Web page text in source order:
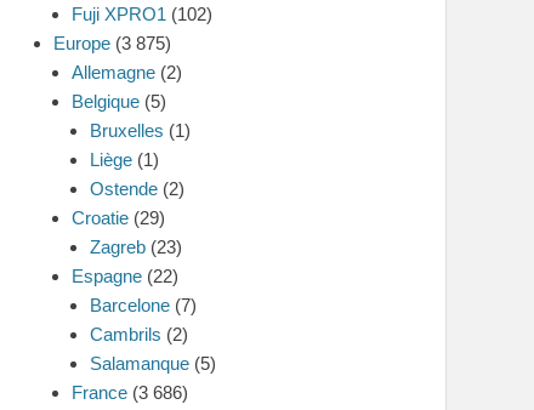
Fuji XPRO1 (102)
Europe (3 875)
Allemagne (2)
Belgique (5)
Bruxelles (1)
Liège (1)
Ostende (2)
Croatie (29)
Zagreb (23)
Espagne (22)
Barcelone (7)
Cambrils (2)
Salamanque (5)
France (3 686)